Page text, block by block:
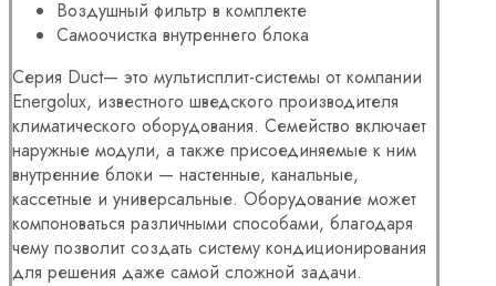
Воздушный фильтр в комплекте
Самоочистка внутреннего блока
Серия Duct— это мультисплит-системы от компании
Energolux, известного шведского производителя
климатического оборудования. Семейство включает
наружные модули, а также присоединяемые к ним
внутренние блоки — настенные, канальные,
кассетные и универсальные. Оборудование может
компоноваться различными способами, благодаря
чему позволит создать систему кондиционирования
для решения даже самой сложной задачи.